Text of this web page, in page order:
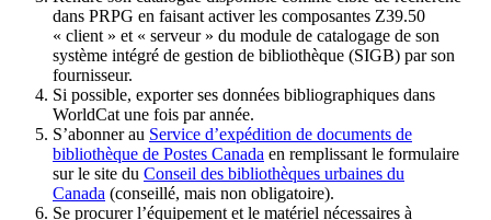
dans PRPG en faisant activer les composantes Z39.50
« client » et « serveur » du module de catalogage de son
système intégré de gestion de bibliothèque (SIGB) par son
fournisseur.
Si possible, exporter ses données bibliographiques dans
WorldCat une fois par année.
S’abonner au Service d’expédition de documents de
bibliothèque de Postes Canada en remplissant le formulaire
sur le site du Conseil des bibliothèques urbaines du
Canada (conseillé, mais non obligatoire).
Se procurer l’équipement et le matériel nécessaires à